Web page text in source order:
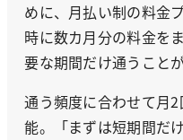
めに、月払い制の料金
時に数カ月分の料金を
要な期間だけ通うことが
通う頻度に合わせて月
能。「まずは短期間だ